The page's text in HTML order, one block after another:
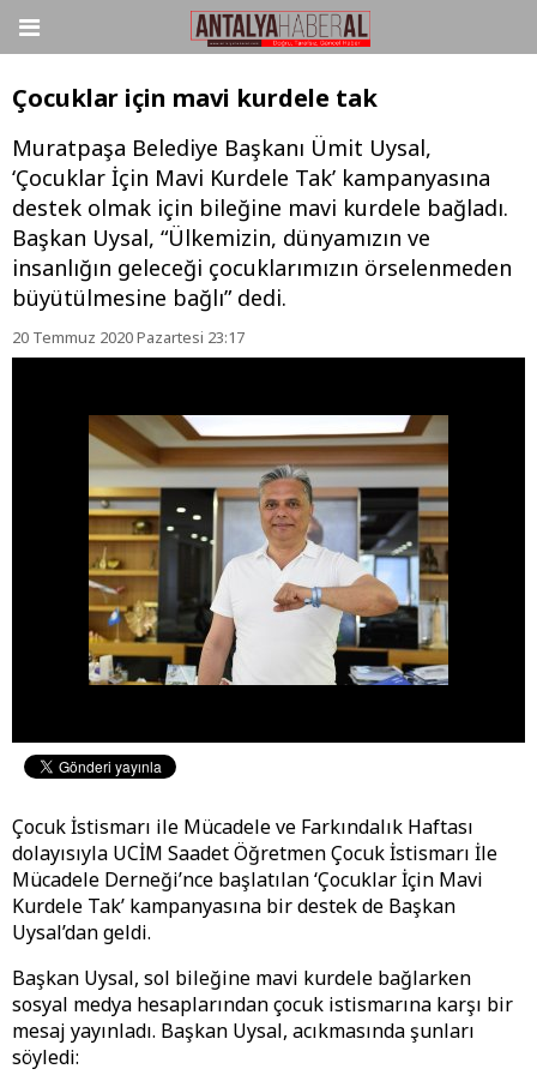
Çocuklar için mavi kurdele tak
Muratpaşa Belediye Başkanı Ümit Uysal,
‘Çocuklar İçin Mavi Kurdele Tak’ kampanyasına
destek olmak için bileğine mavi kurdele bağladı.
Başkan Uysal, “Ülkemizin, dünyamızın ve
insanlığın geleceği çocuklarımızın örselenmeden
büyütülmesine bağlı” dedi.
20 Temmuz 2020 Pazartesi 23:17
Çocuk İstismarı ile Mücadele ve Farkındalık Haftası
dolayısıyla UCİM Saadet Öğretmen Çocuk İstismarı İle
Mücadele Derneği’nce başlatılan ‘Çocuklar İçin Mavi
Kurdele Tak’ kampanyasına bir destek de Başkan
Uysal’dan geldi.
Başkan Uysal, sol bileğine mavi kurdele bağlarken
sosyal medya hesaplarından çocuk istismarına karşı bir
mesaj yayınladı. Başkan Uysal, acıkmasında şunları
söyledi: